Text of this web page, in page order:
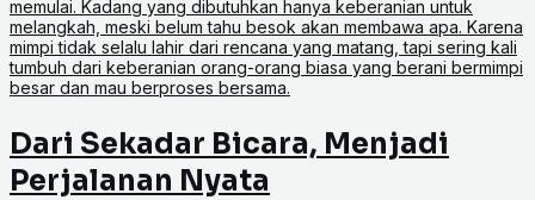
Dari Sekadar Bicara, Menjadi
Perjalanan Nyata